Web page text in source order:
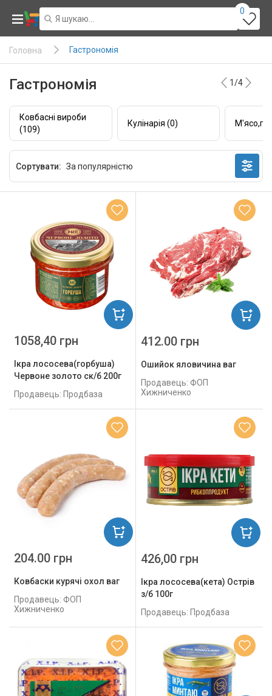
0
Головна Гастрономія
Гастрономія 1/4
Ковбасні вироби
(109)
Кулінарія (0)
Сортувати:
Ікра лососева(горбуша)
Червоне золото ск/б 200г
Продавець: Продбаза
1058,40 грн
Ошийок яловичина ваг
Продавець: ФОП
Хижниченко
412.00 грн
Ковбаски курячі охол ваг
Продавець: ФОП
Хижниченко
204.00 грн
Ікра лососева(кета) Острів
з/б 100г
Продавець: Продбаза
426,00 грн